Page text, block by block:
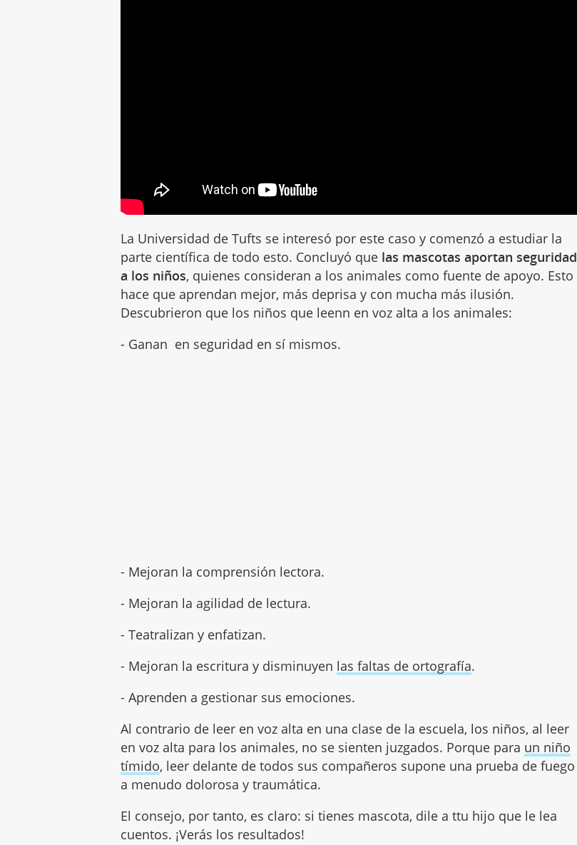
La Universidad de Tufts se interesó por este caso y comenzó a estudiar la
parte científica de todo esto. Concluyó que las mascotas aportan seguridad
a los niños, quienes consideran a los animales como fuente de apoyo. Esto
hace que aprendan mejor, más deprisa y con mucha más ilusión.
Descubrieron que los niños que leenn en voz alta a los animales:
- Ganan en seguridad en sí mismos.
- Mejoran la comprensión lectora.
- Mejoran la agilidad de lectura.
- Teatralizan y enfatizan.
- Mejoran la escritura y disminuyen las faltas de ortografía.
- Aprenden a gestionar sus emociones.
Al contrario de leer en voz alta en una clase de la escuela, los niños, al leer
en voz alta para los animales, no se sienten juzgados. Porque para un niño
tímido, leer delante de todos sus compañeros supone una prueba de fuego
a menudo dolorosa y traumática.
El consejo, por tanto, es claro: si tienes mascota, dile a ttu hijo que le lea
cuentos. ¡Verás los resultados!